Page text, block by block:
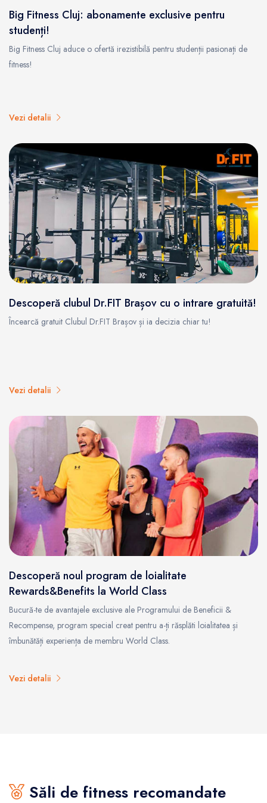
Big Fitness Cluj: abonamente exclusive pentru
studenți!
Big Fitness Cluj aduce o ofertă irezistibilă pentru studenții pasionați de
fitness!
Vezi detalii
Descoperă clubul Dr.FIT Brașov cu o intrare gratuită!
Încearcă gratuit Clubul Dr.FIT Brașov și ia decizia chiar tu!
Vezi detalii
Descoperă noul program de loialitate
Rewards&Benefits la World Class
Bucură-te de avantajele exclusive ale Programului de Beneficii &
Recompense, program special creat pentru a-ți răsplăti loialitatea și
îmbunătăți experiența de membru World Class.
Vezi detalii
Săli de fitness recomandate